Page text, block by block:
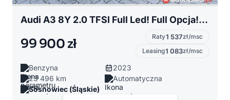
Audi A3 8Y 2.0 TFSI Full Led! Full Opcja! Niski przebieg!
99 900 zł Raty1 537zł/msc
Leasing1 083zł/msc
Benzyna
2023
23 496 km
Automatyczna
Sosnowiec (Śląskie)